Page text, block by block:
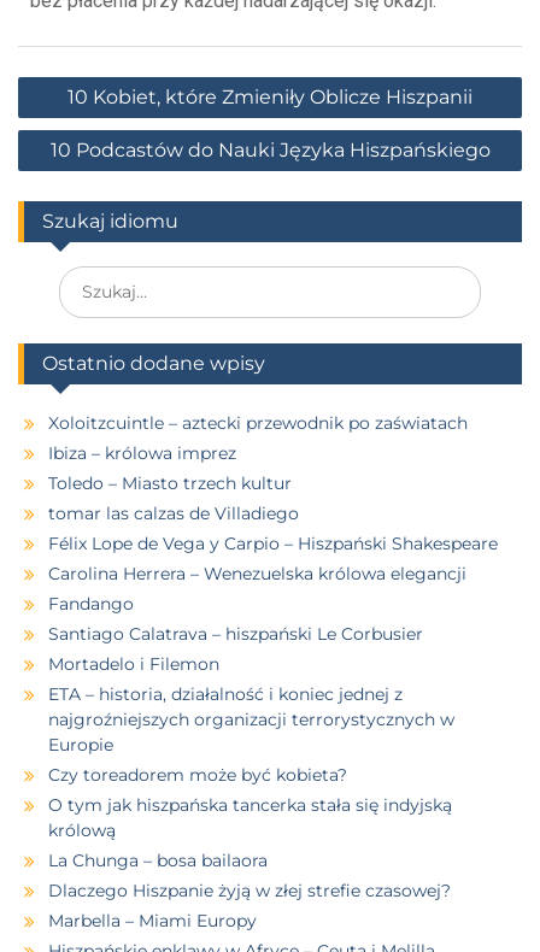
10 Kobiet, które Zmieniły Oblicze Hiszpanii
10 Podcastów do Nauki Języka Hiszpańskiego
Szukaj idiomu
Ostatnio dodane wpisy
Xoloitzcuintle – aztecki przewodnik po zaświatach
Ibiza – królowa imprez
Toledo – Miasto trzech kultur
tomar las calzas de Villadiego
Félix Lope de Vega y Carpio – Hiszpański Shakespeare
Carolina Herrera – Wenezuelska królowa elegancji
Fandango
Santiago Calatrava – hiszpański Le Corbusier
Mortadelo i Filemon
ETA – historia, działalność i koniec jednej z
najgroźniejszych organizacji terrorystycznych w
Europie
Czy toreadorem może być kobieta?
O tym jak hiszpańska tancerka stała się indyjską
królową
La Chunga – bosa bailaora
Dlaczego Hiszpanie żyją w złej strefie czasowej?
Marbella – Miami Europy